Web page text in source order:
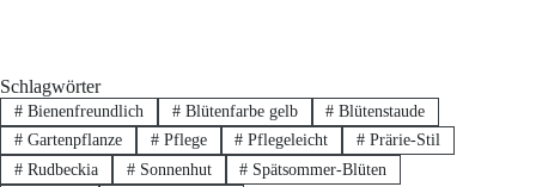
Schlagwörter
#Bienenfreundlich #Blütenfarbe gelb # Blütenstaude
#Gartenpflanze #Pflege # Pflegeleicht # Prärie-Stil
#Rudbeckia #Sonnenhut # Spätsommer-Blüten